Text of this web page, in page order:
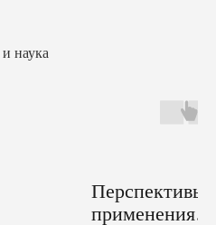
наука
Перспективы
применения